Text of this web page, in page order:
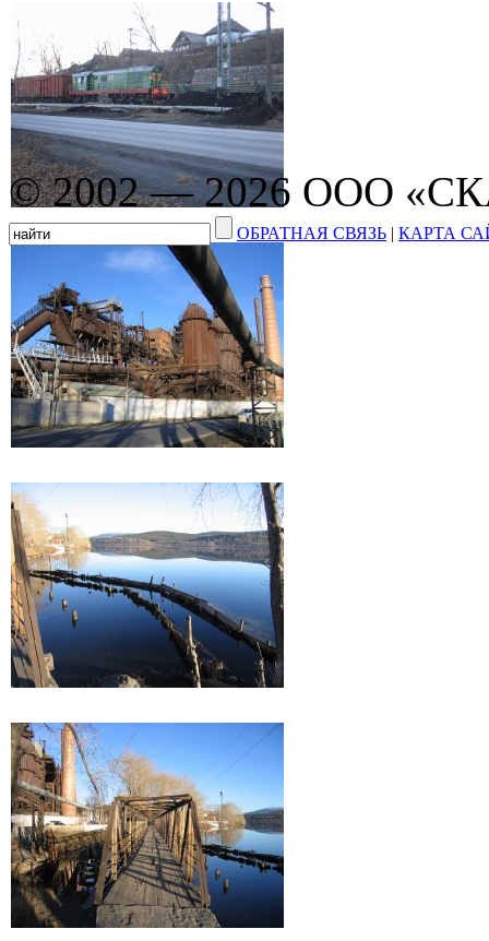
© 2002 — 2026 ООО
ОБРАТНАЯ СВЯЗЬ | КАРТА